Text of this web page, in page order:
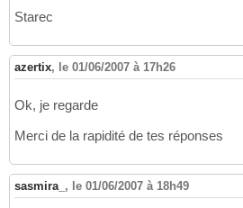
Starec
azertix, le 01/06/2007 à 17h26
Ok, je regarde
Merci de la rapidité de tes réponses
sasmira_ , le 01/06/2007 à 18h49